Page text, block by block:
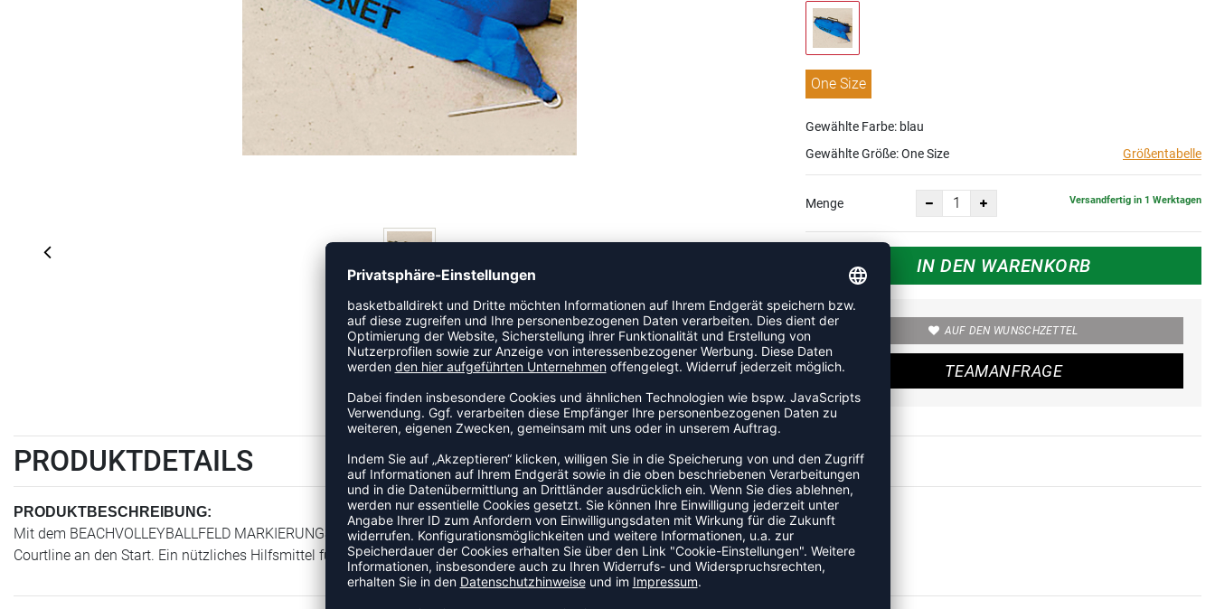
One Size
Gewählte Farbe: blau
Gewählte Größe:One Size Größentabelle
Menge Versandfertig in 1 Werktagen
IN DEN WARENKORB
AUF DEN WUNSCHZETTEL
TEAMANFRAGE
PRODUKTDETAILS
PRODUKTBESCHREIBUNG:
Mit dem BEACHVOLLEYBALLFELD MARKIERUNGSLINIEN, 8 x 16 M, 50 MM BREIT bringt Dost einen Artikel der Kategorie
Courtline an den Start. Ein nützliches Hilfsmittel für Training und Spielbetrieb.